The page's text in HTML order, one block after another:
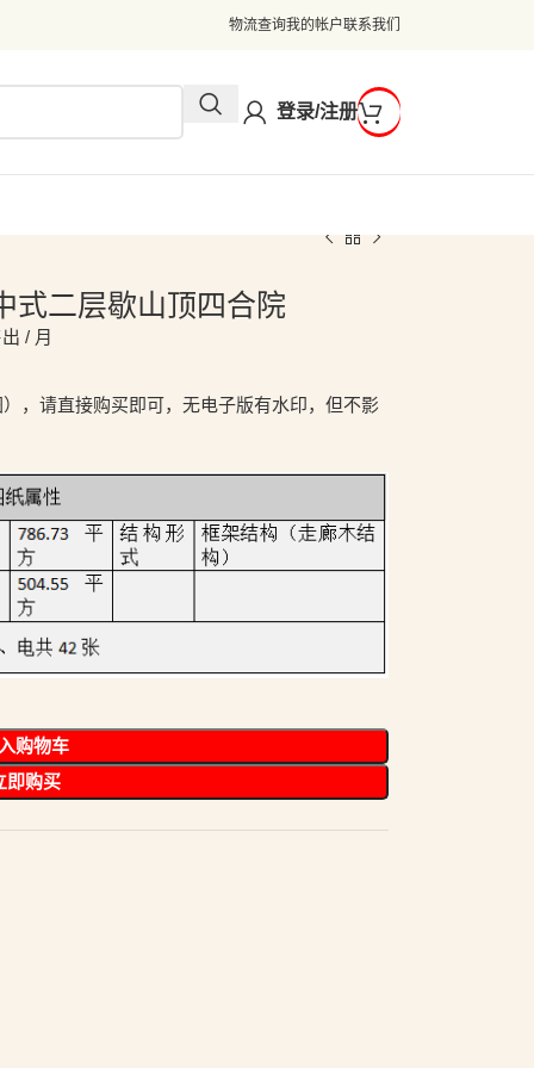
物流查询我的帐户联系我们
登录/注册
式二层歇山顶四合院
/ 月
，请直接购买即可，无电子版有水印，但不影
购物车
即购买